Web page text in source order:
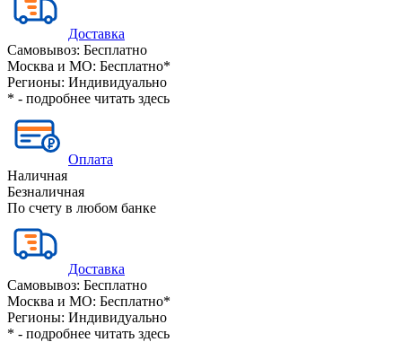
Доставка
Самовывоз: Бесплатно
Москва и МО: Бесплатно*
Регионы: Индивидуально
* - подробнее читать здесь
Оплата
Наличная
Безналичная
По счету в любом банке
Доставка
Самовывоз: Бесплатно
Москва и МО: Бесплатно*
Регионы: Индивидуально
* - подробнее читать здесь